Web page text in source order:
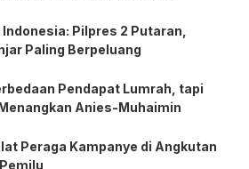
Pilpres 2 Putaran,
Paling Berpeluang
Pendapat Lumrah, tapi
Anies-Muhaimin
Peraga Kampanye di Angkutan